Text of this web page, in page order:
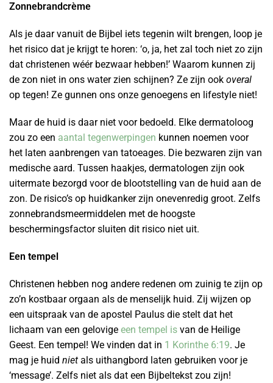
Zonnebrandcrème
Als je daar vanuit de Bijbel iets tegenin wilt brengen, loop je
het risico dat je krijgt te horen: ‘o, ja, het zal toch niet zo zijn
dat christenen wéér bezwaar hebben!’ Waarom kunnen zij
de zon niet in ons water zien schijnen? Ze zijn ook overal
op tegen! Ze gunnen ons onze genoegens en lifestyle niet!
Maar de huid is daar niet voor bedoeld. Elke dermatoloog
zou zo een aantal tegenwerpingen kunnen noemen voor
het laten aanbrengen van tatoeages. Die bezwaren zijn van
medische aard. Tussen haakjes, dermatologen zijn ook
uitermate bezorgd voor de blootstelling van de huid aan de
zon. De risico’s op huidkanker zijn onevenredig groot. Zelfs
zonnebrandsmeermiddelen met de hoogste
beschermingsfactor sluiten dit risico niet uit.
Een tempel
Christenen hebben nog andere redenen om zuinig te zijn op
zo’n kostbaar orgaan als de menselijk huid. Zij wijzen op
een uitspraak van de apostel Paulus die stelt dat het
lichaam van een gelovige een tempel is van de Heilige
Geest. Een tempel! We vinden dat in 1 Korinthe 6:19. Je
mag je huid niet als uithangbord laten gebruiken voor je
‘message’. Zelfs niet als dat een Bijbeltekst zou zijn!